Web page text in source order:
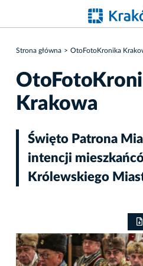
Strona główna OtoFotoKronika
Krakowa
Święto Patrona
intencji
Królewskiego